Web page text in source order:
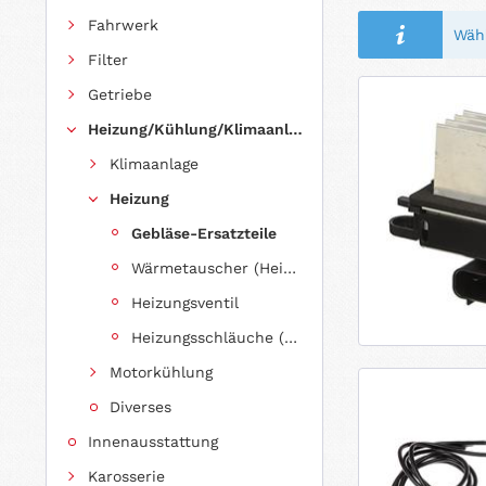
Fahrwerk
Filter
Getriebe
Heizung/Kühlung/Klimaanlage
Klimaanlage
Heizung
Gebläse-Ersatzteile
Wärmetauscher (Heizungkühler)
Heizungsventil
Heizungsschläuche (Meterware)
Motorkühlung
Diverses
Innenausstattung
Karosserie